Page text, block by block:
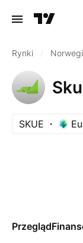
Rynki
SKUE
Przegląd